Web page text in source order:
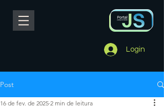
Login
Post
16 de fev. de 2025 2 min de leitura